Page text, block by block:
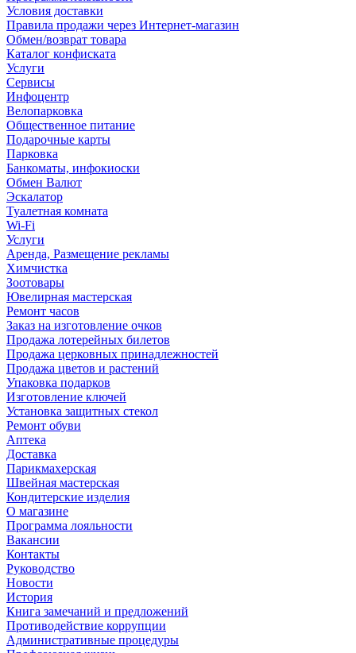
Условия доставки
Правила продажи через Интернет-магазин
Обмен/возврат товара
Каталог конфиската
Услуги
Сервисы
Инфоцентр
Велопарковка
Общественное питание
Подарочные карты
Парковка
Банкоматы, инфокиоски
Обмен Валют
Эскалатор
Туалетная комната
Wi-Fi
Услуги
Аренда, Размещение рекламы
Химчистка
Зоотовары
Ювелирная мастерская
Ремонт часов
Заказ на изготовление очков
Продажа лотерейных билетов
Продажа церковных принадлежностей
Продажа цветов и растений
Упаковка подарков
Изготовление ключей
Установка защитных стекол
Ремонт обуви
Аптека
Доставка
Парикмахерская
Швейная мастерская
Кондитерские изделия
О магазине
Программа лояльности
Вакансии
Контакты
Руководство
Новости
История
Книга замечаний и предложений
Противодействие коррупции
Административные процедуры